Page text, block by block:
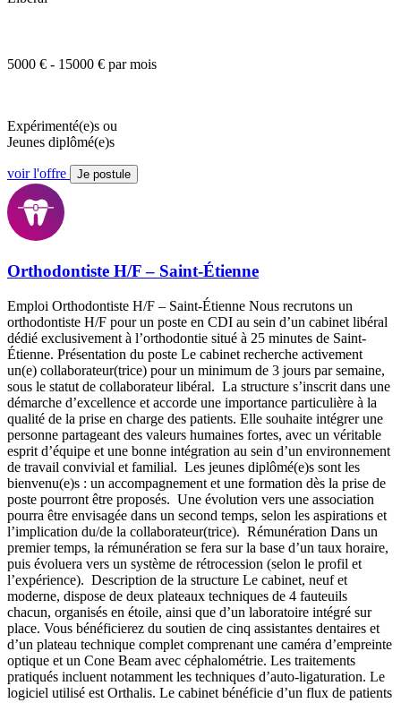
5000 € - 15000 € par mois
Expérimenté(e)s ou
Jeunes diplômé(e)s
voir l'offre Je postule
Orthodontiste H/F – Saint-Étienne
Emploi Orthodontiste H/F – Saint-Étienne Nous recrutons un
orthodontiste H/F pour un poste en CDI au sein d’un cabinet libéral
dédié exclusivement à l’orthodontie situé à 25 minutes de Saint-
Étienne. Présentation du poste Le cabinet recherche activement
un(e) collaborateur(trice) pour un minimum de 3 jours par semaine,
sous le statut de collaborateur libéral. La structure s’inscrit dans une
démarche d’excellence et accorde une importance particulière à la
qualité de la prise en charge des patients. Elle souhaite intégrer une
personne partageant des valeurs humaines fortes, avec un véritable
esprit d’équipe et une bonne intégration au sein d’un environnement
de travail convivial et familial. Les jeunes diplômé(e)s sont les
bienvenu(e)s : un accompagnement et une formation dès la prise de
poste pourront être proposés. Une évolution vers une association
pourra être envisagée dans un second temps, selon les aspirations et
l’implication du/de la collaborateur(trice). Rémunération Dans un
premier temps, la rémunération se fera sur la base d’un taux horaire,
puis évoluera vers un système de rétrocession (selon le profil et
l’expérience). Description de la structure Le cabinet, neuf et
moderne, dispose de deux plateaux techniques de 4 fauteuils
chacun, organisés en étoile, ainsi que d’un laboratoire intégré sur
place. Vous bénéficierez du soutien de cinq assistantes dentaires et
d’un plateau technique complet comprenant une caméra d’empreinte
optique et un Cone Beam avec céphalométrie. Les traitements
pratiqués incluent notamment les techniques d’auto-ligaturation. Le
logiciel utilisé est Orthalis. Le cabinet bénéficie d’un flux de patients